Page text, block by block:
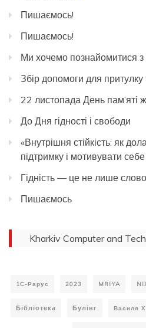
Пишаємось!
Пишаємось!
Ми хочемо познайомитися
Збір допомоги для притулку
22 листопада День пам’яті
До Дня гідності і свободи
«Внутрішня стійкість: як
підтримку і мотивувати
Гідність — це не лише слово
Пишаємось
Kharkiv Computer and
1С-Рарус 2023 MRIYA
Бібліотека Булінг Василя